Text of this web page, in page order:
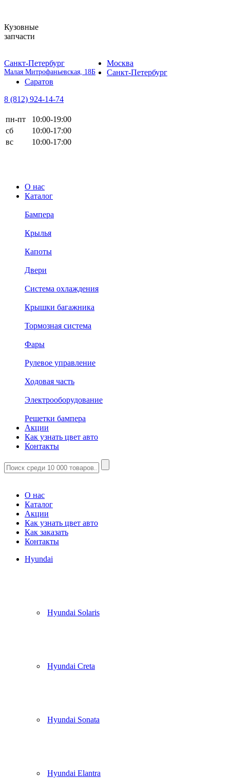
Кузовные
запчасти
Санкт-Петербург
Малая Митрофаньевская, 18Б
Москва
Санкт-Петербург
Саратов
8 (812) 924-14-74
пн-пт
10:00-19:00
сб
10:00-17:00
вс
10:00-17:00
О нас
Каталог
Бампера
Крылья
Капоты
Двери
Система охлаждения
Крышки багажника
Тормозная система
Фары
Рулевое управление
Ходовая часть
Электрооборудование
Решетки бампера
Акции
Как узнать цвет авто
Контакты
О нас
Каталог
Акции
Как узнать цвет авто
Как заказать
Контакты
Hyundai
Hyundai Solaris
Hyundai Creta
Hyundai Sonata
Hyundai Elantra